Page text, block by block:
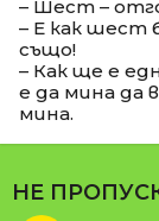
– Шест –
– Е как шест
също!
– Как ще е
е да мина да
мина.
НЕ